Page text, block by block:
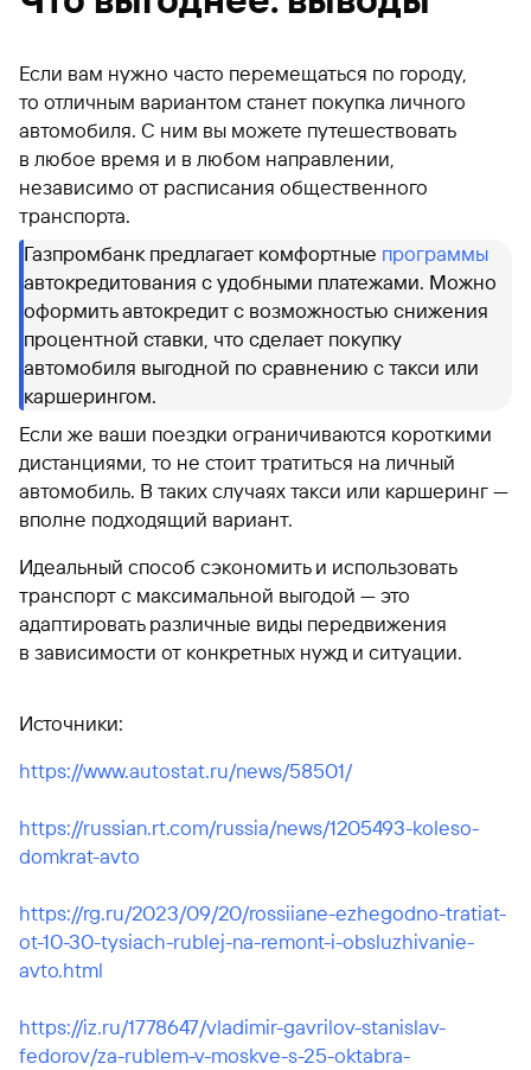
Если вам нужно часто перемещаться по городу,
то отличным вариантом станет покупка личного
автомобиля. С ним вы можете путешествовать
в любое время и в любом направлении,
независимо от расписания общественного
транспорта.
Газпромбанк предлагает комфортные программы
автокредитования с удобными платежами. Можно
оформить автокредит с возможностью снижения
процентной ставки, что сделает покупку
автомобиля выгодной по сравнению с такси или
каршерингом.
Если же ваши поездки ограничиваются короткими
дистанциями, то не стоит тратиться на личный
автомобиль. В таких случаях такси или каршеринг —
вполне подходящий вариант.
Идеальный способ сэкономить и использовать
транспорт с максимальной выгодой — это
адаптировать различные виды передвижения
в зависимости от конкретных нужд и ситуации.
Источники:
https://www.autostat.ru/news/58501/
https://russian.rt.com/russia/news/1205493-koleso-
domkrat-avto
https://rg.ru/2023/09/20/rossiiane-ezhegodno-tratiat-
ot-10-30-tysiach-rublej-na-remont-i-obsluzhivanie-
avto.html
https://iz.ru/1778647/vladimir-gavrilov-stanislav-
fedorov/za-rublem-v-moskve-s-25-oktabra-